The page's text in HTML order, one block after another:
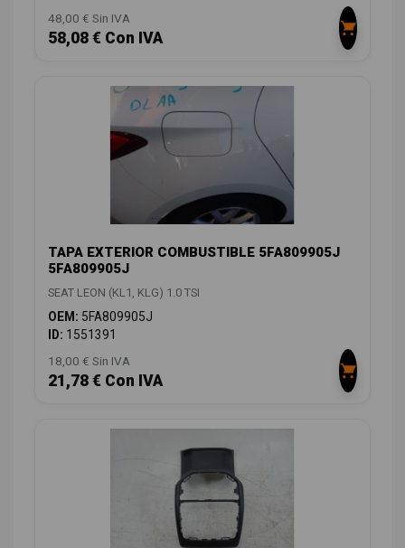
48,00 € Sin IVA
58,08 € Con IVA
TAPA EXTERIOR COMBUSTIBLE 5FA809905J
5FA809905J
SEAT LEON (KL1, KLG) 1.0 TSI
OEM: 5FA809905J
ID: 1551391
18,00 € Sin IVA
21,78 € Con IVA